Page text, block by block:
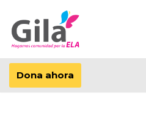
Saltar
al
contenido
Dona ahora